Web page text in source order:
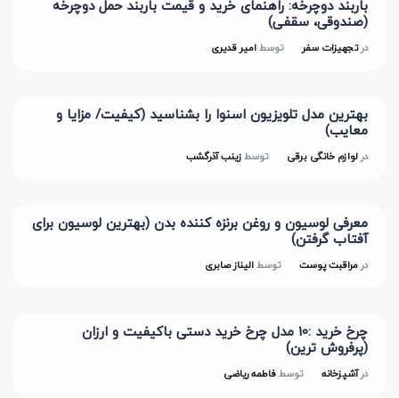
باربند دوچرخه: راهنمای خرید و قیمت باربند حمل دوچرخه
(صندوقی، سقفی)
درتجهیزات سفر توسطامیر قدیری
بهترین مدل تلویزیون اسنوا را بشناسید (کیفیت/ مزایا و
معایب)
درلوازم خانگی برقی توسطزینب آذرگشب
معرفی لوسیون و روغن برنزه کننده بدن (بهترین لوسیون برای
آفتاب گرفتن)
درمراقبت پوست توسطالیناز صابری
چرخ خرید :10 مدل چرخ خرید دستی باکیفیت و ارزان
(پرفروش ترین)
درآشپزخانه توسطفاطمه ریاضی